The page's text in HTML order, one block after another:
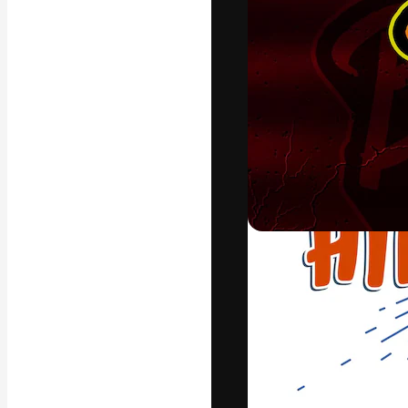
La plateforme
vos meilleurs
d’abonnés :
studios.
Copyright ©